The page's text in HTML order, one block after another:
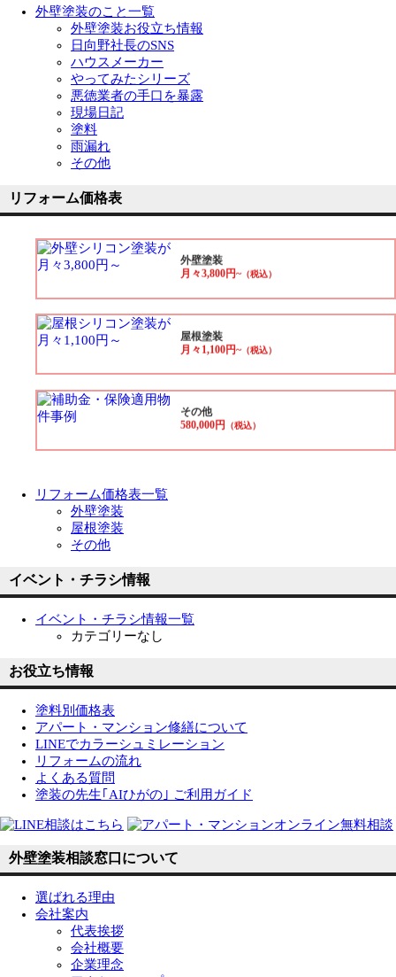
外壁塗装のこと一覧
外壁塗装お役立ち情報
日向野社長のSNS
ハウスメーカー
やってみたシリーズ
悪徳業者の手口を暴露
現場日記
塗料
雨漏れ
その他
リフォーム価格表
外壁塗装
月々3,800円~（税込）
屋根塗装
月々1,100円~（税込）
その他
580,000円 （税込）
リフォーム価格表一覧
外壁塗装
屋根塗装
その他
イベント・チラシ情報
イベント・チラシ情報一覧
カテゴリーなし
お役立ち情報
塗料別価格表
アパート・マンション修繕について
LINEでカラーシュミレーション
リフォームの流れ
よくある質問
塗装の先生｢AIひがの｣ ご利用ガイド
外壁塗装相談窓口について
選ばれる理由
会社案内
代表挨拶
会社概要
企業理念